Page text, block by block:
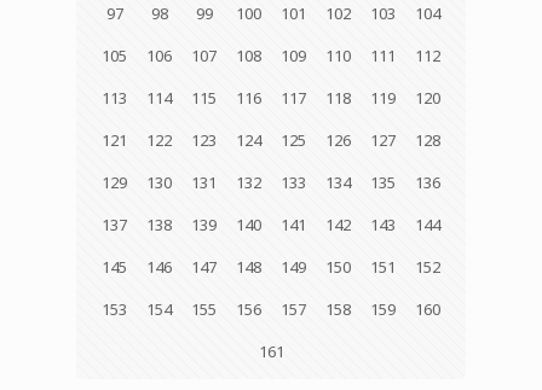
97
98 99 100 101 102 103
104
105
106 107 108 109 110 111
112
113
114 115 116 117 118 119
120
121
122 123 124 125 126 127
128
129
130 131 132 133 134 135
136
137
138 139 140 141 142 143
144
145
146 147 148 149 150 151
152
153
154 155 156 157 158 159
160
161